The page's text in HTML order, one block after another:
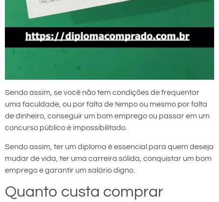
Sendo assim, se você não tem condições de frequentar
uma faculdade, ou por falta de tempo ou mesmo por falta
de dinheiro, conseguir um bom emprego ou passar em um
concurso público é impossibilitado.
Sendo assim, ter um diploma é essencial para quem deseja
mudar de vida, ter uma carreira sólida, conquistar um bom
emprego e garantir um salário digno.
Quanto custa comprar